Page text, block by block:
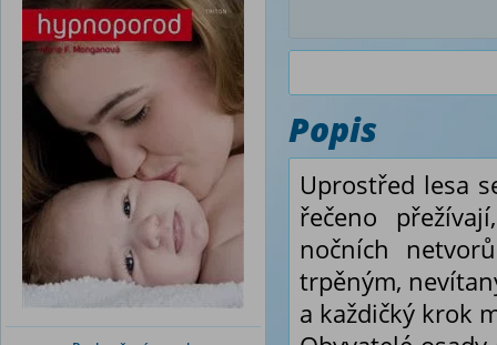
Popis
Uprostřed lesa
řečeno
nočních
trpěným,
a každičký krok